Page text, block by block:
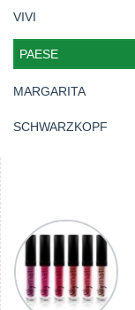
VIVI
PAESE
MARGARITA
SCHWARZKOPF